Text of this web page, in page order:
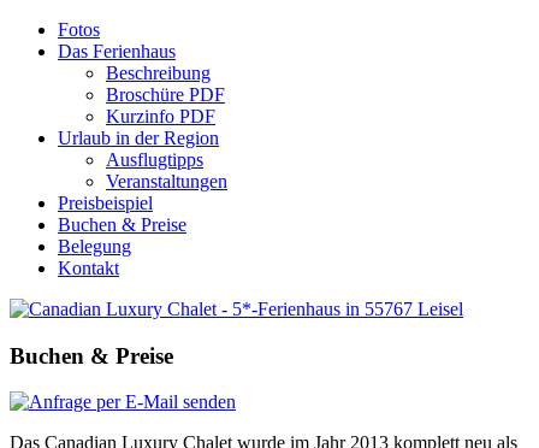
Fotos
Das Ferienhaus
Beschreibung
Broschüre PDF
Kurzinfo PDF
Urlaub in der Region
Ausflugtipps
Veranstaltungen
Preisbeispiel
Buchen & Preise
Belegung
Kontakt
Buchen & Preise
Das Canadian Luxury Chalet wurde im Jahr 2013 komplett neu als